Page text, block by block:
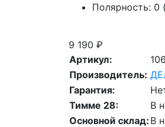
Полярность: 0
9 190 ₽
Артикул:
Производитель:
Гарантия:
Тимме 28:
В
Основной склад: В